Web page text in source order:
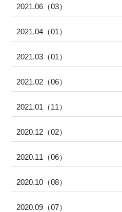
2021.06（03）
2021.04（01）
2021.03（01）
2021.02（06）
2021.01（11）
2020.12（02）
2020.11（06）
2020.10（08）
2020.09（07）